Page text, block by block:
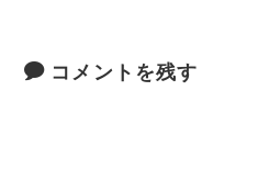
コメントを残す